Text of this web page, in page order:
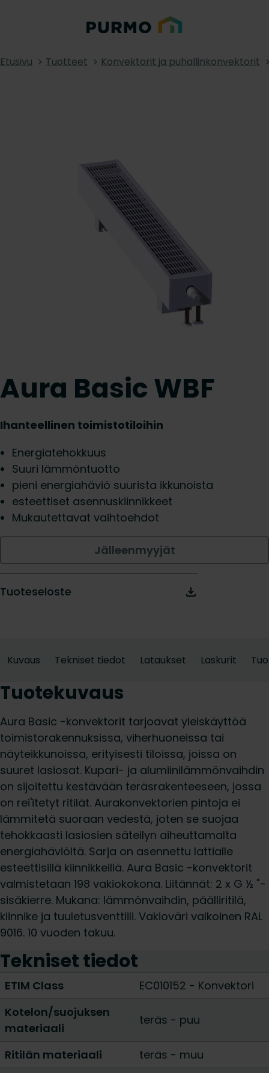
Etusivu Tuotteet Konvektorit ja puhallinkonvektorit
Aura Basic WBF
Ihanteellinen toimistotiloihin
Energiatehokkuus
Suuri lämmöntuotto
pieni energiahäviö suurista ikkunoista
esteettiset asennuskiinnikkeet
Mukautettavat vaihtoehdot
Jälleenmyyjät
Tuoteseloste
Kuvaus Tekniset tiedot Lataukset Laskurit
Tuotekuvaus
Aura Basic -konvektorit tarjoavat yleiskäyttöä
toimistorakennuksissa, viherhuoneissa tai
näyteikkunoissa, erityisesti tiloissa, joissa on
suuret lasiosat. Kupari- ja alumiinilämmönvaihdin
on sijoitettu kestävään teräsrakenteeseen, jossa
on rei'itetyt ritilät. Aurakonvektorien pintoja ei
lämmitetä suoraan vedestä, joten se suojaa
tehokkaasti lasiosien säteilyn aiheuttamalta
energiahäviöltä. Sarja on asennettu lattialle
esteettisillä kiinnikkeillä. Aura Basic -konvektorit
valmistetaan 198 vakiokokona. Liitännät: 2 x G ½ "-
sisäkierre. Mukana: lämmönvaihdin, päälliritilä,
kiinnike ja tuuletusventtiili. Vakioväri valkoinen RAL
9016. 10 vuoden takuu.
Tekniset tiedot
ETIM Class
EC010152 - Konvektori
Kotelon/suojuksen
materiaali
teräs - puu
Ritilän materiaali teräs - muu